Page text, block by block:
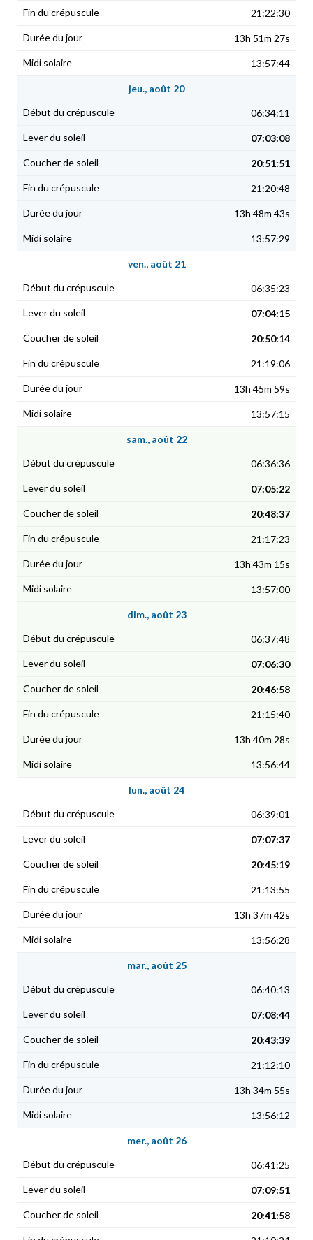
21:22:30
13h 51m 27s
13:57:44
jeu., août 20
06:34:11
07:03:08
20:51:51
21:20:48
13h 48m 43s
13:57:29
ven., août 21
06:35:23
07:04:15
20:50:14
21:19:06
13h 45m 59s
13:57:15
sam., août 22
06:36:36
07:05:22
20:48:37
21:17:23
13h 43m 15s
13:57:00
dim., août 23
06:37:48
07:06:30
20:46:58
21:15:40
13h 40m 28s
13:56:44
lun., août 24
06:39:01
07:07:37
20:45:19
21:13:55
13h 37m 42s
13:56:28
mar., août 25
06:40:13
07:08:44
20:43:39
21:12:10
13h 34m 55s
13:56:12
mer., août 26
06:41:25
07:09:51
20:41:58